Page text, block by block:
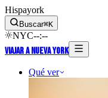
Hispayork
Buscar⌘K
NYC--:--
Viajar a Nueva York
Qué ver